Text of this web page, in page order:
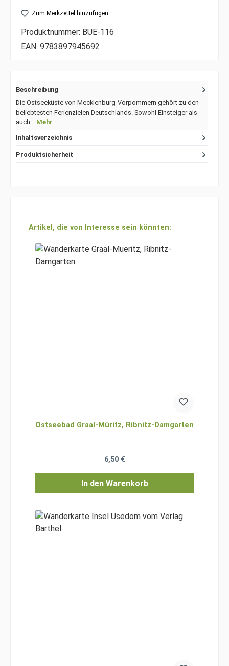
Zum Merkzettel hinzufügen
Produktnummer: BUE-116
EAN: 9783897945692
Beschreibung
Die Ostseeküste von Mecklenburg-Vorpommern gehört zu den
beliebtesten Ferienzielen Deutschlands. Sowohl Einsteiger als
auch… Mehr
Inhaltsverzeichnis
Produktsicherheit
Produktgalerie überspringen
Artikel, die von Interesse sein könnten:
Ostseebad Graal-Müritz, Ribnitz-Damgarten
Regulärer Preis:
6,50 €
In den Warenkorb